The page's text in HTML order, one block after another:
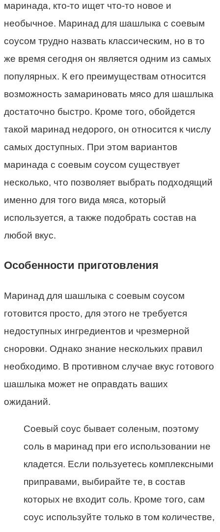
маринада, кто-то ищет что-то новое и
необычное. Маринад для шашлыка с соевым
соусом трудно назвать классическим, но в то
же время сегодня он является одним из самых
популярных. К его преимуществам относится
возможность замариновать мясо для шашлыка
достаточно быстро. Кроме того, обойдется
такой маринад недорого, он относится к числу
самых доступных. При этом вариантов
маринада с соевым соусом существует
несколько, что позволяет выбрать подходящий
именно для того вида мяса, который
используется, а также подобрать состав на
любой вкус.
Особенности приготовления
Маринад для шашлыка с соевым соусом
готовится просто, для этого не требуется
недоступных ингредиентов и чрезмерной
сноровки. Однако знание нескольких правил
необходимо. В противном случае вкус готового
шашлыка может не оправдать ваших
ожиданий.
Соевый соус бывает соленым, поэтому
соль в маринад при его использовании не
кладется. Если пользуетесь комплексными
приправами, выбирайте те, в состав
которых не входит соль. Кроме того, сам
соус используйте только в том количестве,